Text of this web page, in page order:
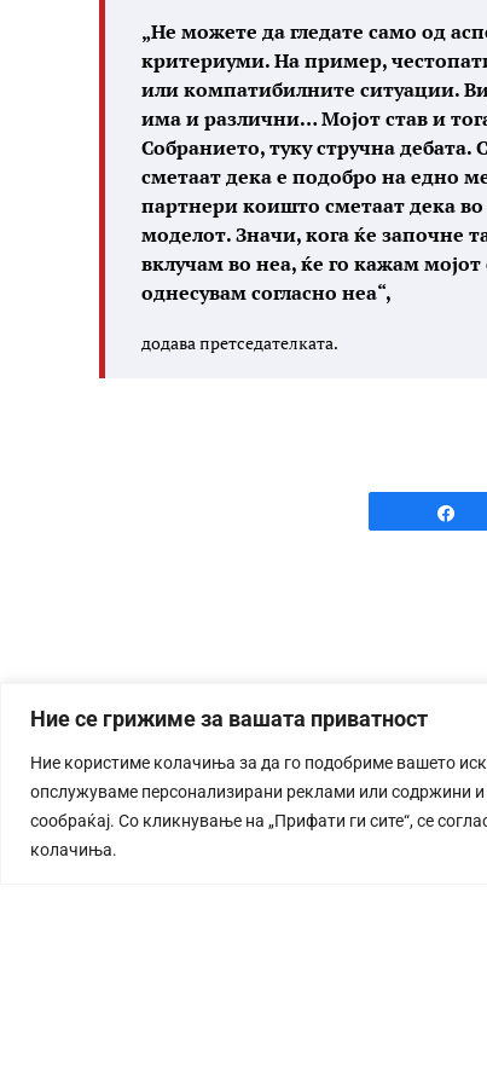
Ние се грижиме за вашата приватност
Ние користиме колачиња за да го подобриме вашето
опслужуваме персонализирани реклами или содржини
сообраќај. Со кликнување на „Прифати ги сите“, се
колачиња.
„Не можете да гледате само од
критериуми. На пример,
или компатибилните ситуации.
има и различни… Мојот став и
Собранието, туку стручна
сметаат дека е подобро на едно
партнери коишто сметаат дека во
моделот. Значи, кога ќе започне
вклучам во неа, ќе го кажам мојот
однесувам согласно неа“,
додава претседателката.